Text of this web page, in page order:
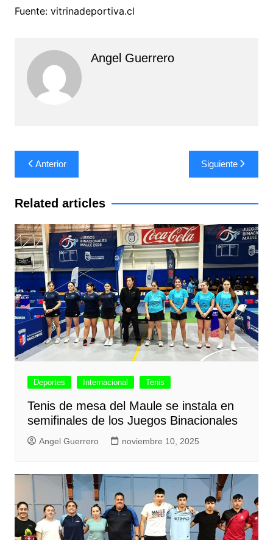
Fuente: vitrinadeportiva.cl
Angel Guerrero
Navegación
de
entradas
Anterior Siguiente
Related articles
Deportes Internacional Tenis
Tenis de mesa del Maule se instala en
semifinales de los Juegos Binacionales
Angel Guerrero noviembre 10, 2025